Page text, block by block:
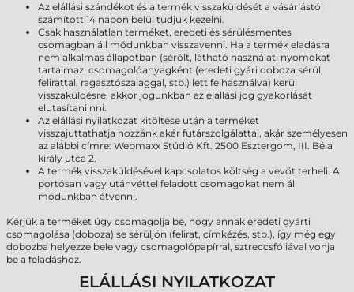
Az elállási szándékot és a termék visszaküldését a vásárlástól
számított 14 napon belül tudjuk kezelni.
Csak használatlan terméket, eredeti és sérülésmentes
csomagban áll módunkban visszavenni. Ha a termék eladásra
nem alkalmas állapotban (sérólt, látható használati nyomokat
tartalmaz, csomagolóanyagként (eredeti gyári doboza sérül,
felirattal, ragasztószalaggal, stb.) lett felhasználva) kerül
visszaküldésre, akkor jogunkban az elállási jog gyakorlását
elutasítani!nni.
Az elállási nyilatkozat kitöltése után a terméket
visszajuttathatja hozzánk akár futárszolgálattal, akár személyesen
az alábbi címre: Webmaxx Stúdió Kft. 2500 Esztergom, III. Béla
király utca 2.
A termék visszaküldésével kapcsolatos költség a vevőt terheli. A
portósan vagy utánvéttel feladott csomagokat nem áll
módunkban átvenni.
Kérjük a terméket úgy csomagolja be, hogy annak eredeti gyárti
csomagolása (doboza) se sérüljön (felirat, címkézés, stb.), így még egy
dobozba helyezze bele vagy csomagolópapírral, sztreccsfóliával vonja
be a feladáshoz.
ELÁLLÁSI NYILATKOZAT